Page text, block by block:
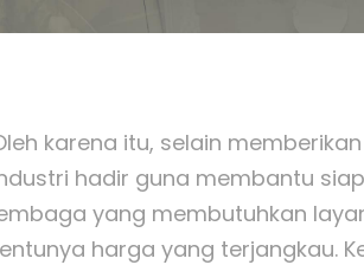
karena itu, selain
hadir guna membantu
yang membutuhkan
harga yang terjangkau.